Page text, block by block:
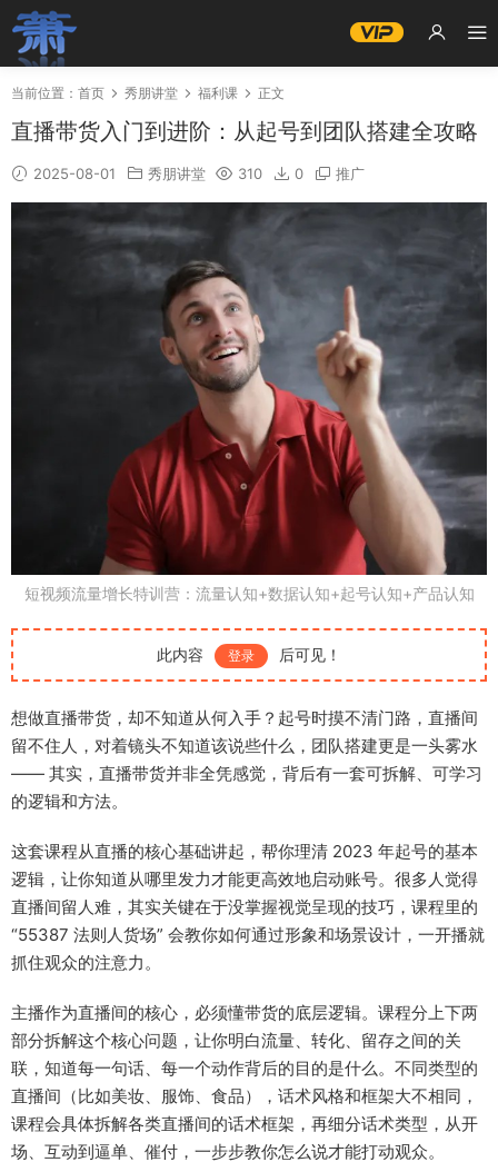
当前位置： 首页 秀朋讲堂 福利课 正文
直播带货入门到进阶：从起号到团队搭建全攻略
2025-08-01 秀朋讲堂 310 0 推广
短视频流量增长特训营：流量认知+数据认知+起号认知+产品认知
此内容 登录 后可见！
想做直播带货，却不知道从何入手？起号时摸不清门路，直播间
留不住人，对着镜头不知道该说些什么，团队搭建更是一头雾水
—— 其实，直播带货并非全凭感觉，背后有一套可拆解、可学习
的逻辑和方法。
这套课程从直播的核心基础讲起，帮你理清 2023 年起号的基本
逻辑，让你知道从哪里发力才能更高效地启动账号。很多人觉得
直播间留人难，其实关键在于没掌握视觉呈现的技巧，课程里的
“55387 法则人货场” 会教你如何通过形象和场景设计，一开播就
抓住观众的注意力。
主播作为直播间的核心，必须懂带货的底层逻辑。课程分上下两
部分拆解这个核心问题，让你明白流量、转化、留存之间的关
联，知道每一句话、每一个动作背后的目的是什么。不同类型的
直播间（比如美妆、服饰、食品），话术风格和框架大不相同，
课程会具体拆解各类直播间的话术框架，再细分话术类型，从开
场、互动到逼单、催付，一步步教你怎么说才能打动观众。